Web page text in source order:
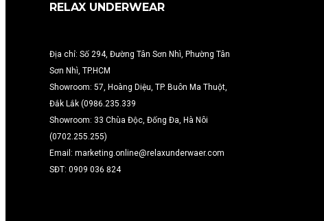
RELAX UNDERWEAR
Địa chỉ: Số 294, Đường Tân Sơn Nhì, Phường Tân
Sơn Nhì, TP.HCM
Showroom: 57, Hoàng Diệu, TP. Buôn Ma Thuột,
Đắk Lắk (0986.235.339
Showroom: 33 Chùa Độc, Đống Đa, Hà Nôi
(0702.255.255)
Email: marketing.online@relaxunderwaer.com
SĐT: 0909 036 824